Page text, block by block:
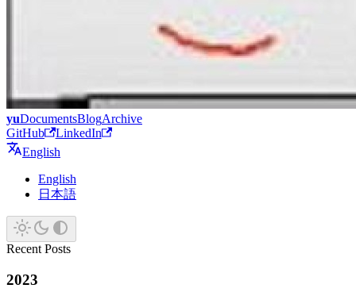
yuDocumentsBlogArchive
GitHub
LinkedIn
English
English
日本語
Recent Posts
2023